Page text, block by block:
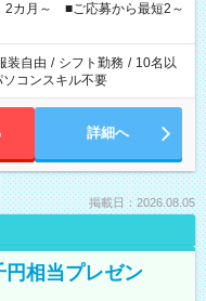
ど、ご希望を教えてください
合計で週40時間を超える場
2カ月～ ■ご応募から最短2～
装自由 / シフト勤務 / 10名以
ソコンスキル不要
詳細へ
掲載日：2026.08.05
相当プレゼン